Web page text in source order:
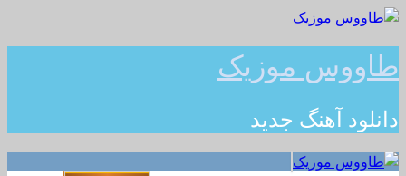
طاووس موزیک
دانلود آهنگ جدید